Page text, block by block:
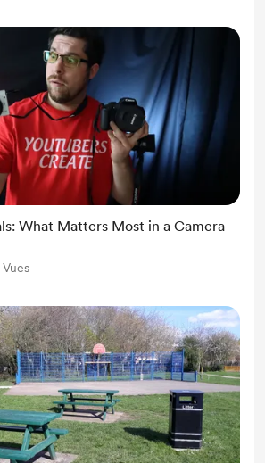
What Matters Most in a Camera
Vues